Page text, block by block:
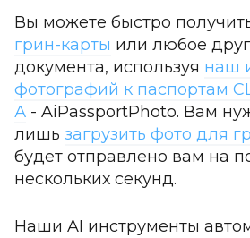
Вы можете быстро
грин-карты или любое
документа, используя наш
фотографий к паспортам
А - AiPassportPhoto. Вам
лишь загрузить фото для
будет отправлено вам на
нескольких секунд.
Наши AI инструменты